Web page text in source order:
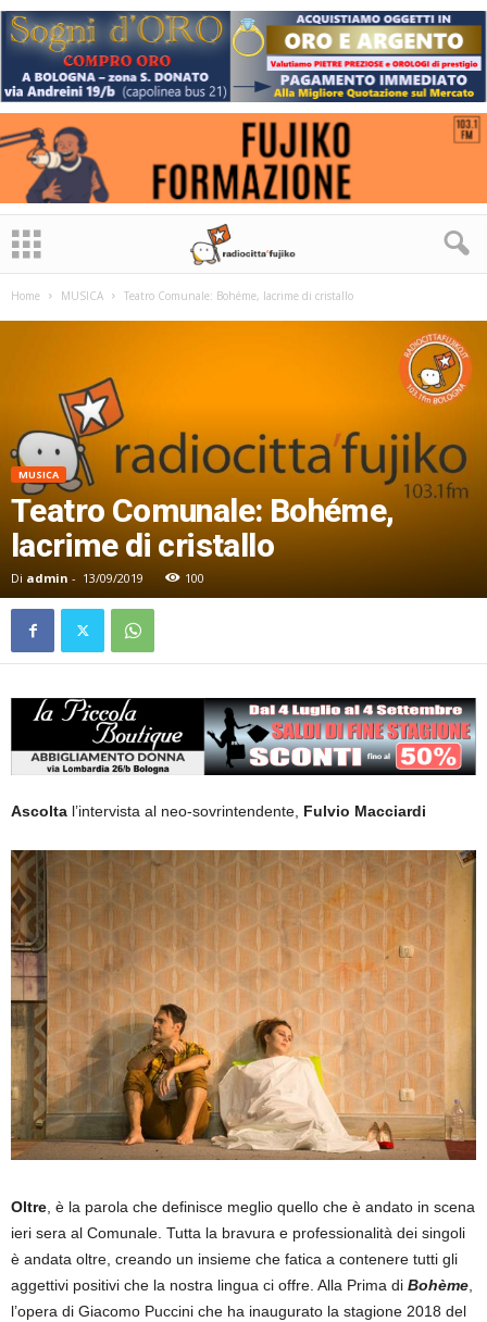
Home MUSICA Teatro Comunale: Bohéme, lacrime di cristallo
MUSICA
Teatro Comunale: Bohéme,
lacrime di cristallo
Di admin - 13/09/2019 100
Ascolta l’intervista al neo-sovrintendente, Fulvio Macciardi
Oltre , è la parola che definisce meglio quello che è andato in scena
ieri sera al Comunale. Tutta la bravura e professionalità dei singoli
è andata oltre, creando un insieme che fatica a contenere tutti gli
aggettivi positivi che la nostra lingua ci offre. Alla Prima di Bohème
l’opera di Giacomo Puccini che ha inaugurato la stagione 2018 del